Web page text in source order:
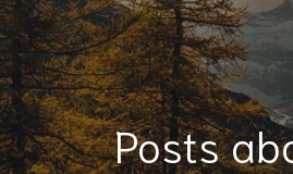
Posts